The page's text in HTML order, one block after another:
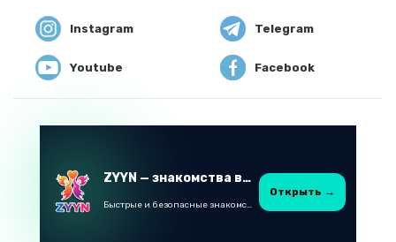
Instagram Telegram
Youtube Facebook
ZYYN — знакомства в Казахстане
Быстрые и безопасные знакомства в Telegram
Открыть →